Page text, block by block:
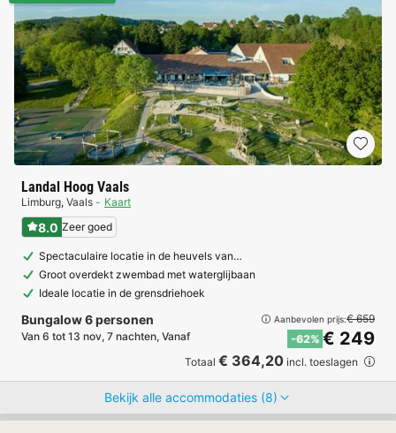
Landal Hoog Vaals
Limburg, Vaals Kaart
8.0 Zeer goed
Spectaculaire locatie in de heuvels van…
Groot overdekt zwembad met waterglijbaan
Ideale locatie in de grensdriehoek
Bungalow 6 personen
Van 6 tot 13 nov, 7 nachten, Vanaf
Aanbevolen prijs:€ 659
-62% € 249
Totaal € 364,20 incl. toeslagen
Bekijk alle accommodaties (8)